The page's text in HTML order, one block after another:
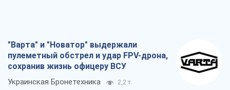
"Варта" и "Новатор" выдержали
пулеметный обстрел и удар FPV-дрона,
сохранив жизнь офицеру ВСУ
Украинская Бронетехника 2,2 т.